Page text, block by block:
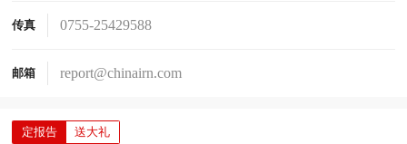
0755-25425776
传真 0755-25429588
邮箱 report@chinairn.com
定报告 送大礼